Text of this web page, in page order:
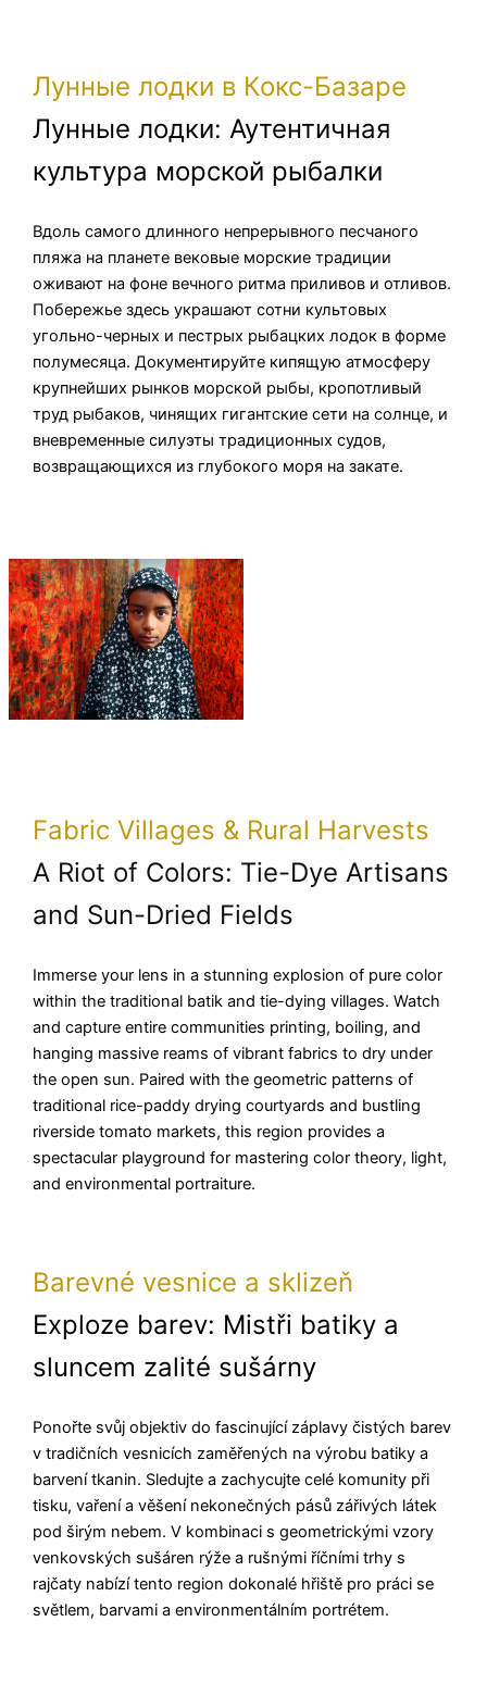
Лунные лодки в Кокс-Базаре
Лунные лодки: Аутентичная
культура морской рыбалки
Вдоль самого длинного непрерывного песчаного
пляжа на планете вековые морские традиции
оживают на фоне вечного ритма приливов и отливов.
Побережье здесь украшают сотни культовых
угольно-черных и пестрых рыбацких лодок в форме
полумесяца. Документируйте кипящую атмосферу
крупнейших рынков морской рыбы, кропотливый
труд рыбаков, чинящих гигантские сети на солнце, и
вневременные силуэты традиционных судов,
возвращающихся из глубокого моря на закате.
Fabric Villages & Rural Harvests
A Riot of Colors: Tie-Dye Artisans
and Sun-Dried Fields
Immerse your lens in a stunning explosion of pure color
within the traditional batik and tie-dying villages. Watch
and capture entire communities printing, boiling, and
hanging massive reams of vibrant fabrics to dry under
the open sun. Paired with the geometric patterns of
traditional rice-paddy drying courtyards and bustling
riverside tomato markets, this region provides a
spectacular playground for mastering color theory, light,
and environmental portraiture.
Barevné vesnice a sklizeň
Exploze barev: Mistři batiky a
sluncem zalité sušárny
Ponořte svůj objektiv do fascinující záplavy čistých barev
v tradičních vesnicích zaměřených na výrobu batiky a
barvení tkanin. Sledujte a zachycujte celé komunity při
tisku, vaření a věšení nekonečných pásů zářivých látek
pod širým nebem. V kombinaci s geometrickými vzory
venkovských sušáren rýže a rušnými říčními trhy s
rajčaty nabízí tento region dokonalé hřiště pro práci se
světlem, barvami a environmentálním portrétem.